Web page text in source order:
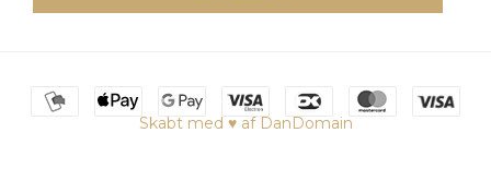
Skabt med ♥ af DanDomain